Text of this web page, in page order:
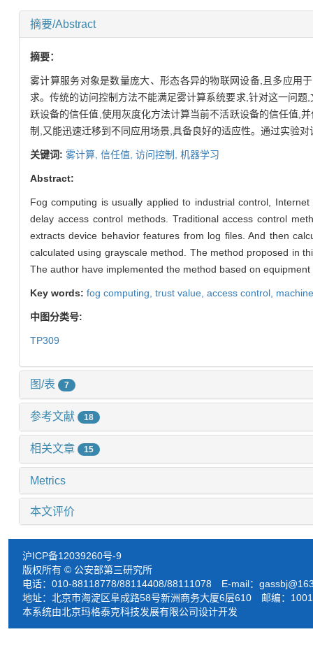
摘要/Abstract
摘要：
雾计算服务对象是数量庞大、形态各异的物联网设备,且多应用
求。传统的访问控制方法不能满足雾计算系统要求,针对这一问
跃设备的信任值,使用灰度化方法计算当前不活跃设备的信任值,
制,又能迅速迁移到不同应用场景,具备良好的适应性。通过实验
关键词: 雾计算, 信任值, 访问控制, 机器学习
Abstract:
Fog computing is usually applied to industrial control,
delay access control methods. Traditional access control
extracts device behavior features from log files. And then
calculated using grayscale method. The method proposed in
The author have implemented the method based on
Key words: fog computing, trust value, access control,
中图分类号:
TP309
图/表 7
参考文献 18
相关文章 15
Metrics
本文评价
沪ICP备12039260号-9
版权所有 © 公安部第三研究所
电话：010-88118778/88114408/88111078 E-mail：
地址：北京市海淀区阜成路58号新洲商务大厦6层610 邮编：
本系统由北京玛格泰克科技发展有限公司设计开发